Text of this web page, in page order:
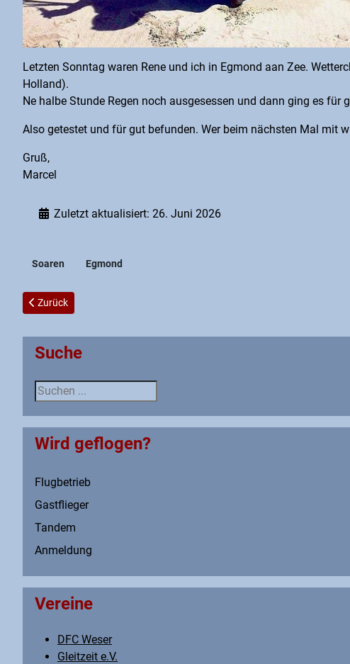
Letzten Sonntag waren Rene und ich in Egmond aan Zee.
Holland).
Ne halbe Stunde Regen noch ausgesessen und dann ging es
Also getestet und für gut befunden. Wer beim nächsten Mal mit
Gruß,
Marcel
Zuletzt aktualisiert: 26. Juni 2026
Soaren Egmond
Vorheriger Beitrag: unser letzter Juliflugtag in Bunde
Zurück
Suche
Suche
Wird geflogen?
Flugbetrieb
Gastflieger
Tandem
Anmeldung
Vereine
DFC Weser
Gleitzeit e.V.